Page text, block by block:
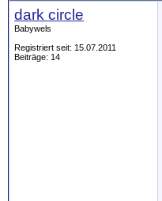
dark circle
Babywels
Registriert seit: 15.07.2011
Beiträge: 14